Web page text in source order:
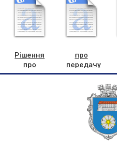
Рішення
про
передачу
про
передачу
мереж